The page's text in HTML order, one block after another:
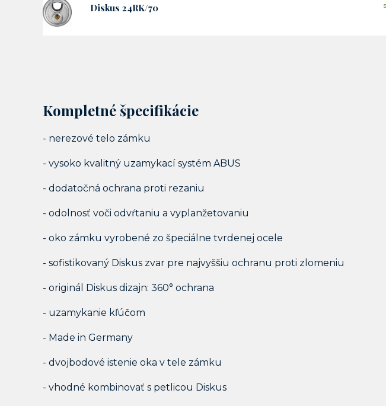
Diskus 24RK/70
Kompletné špecifikácie
- nerezové telo zámku
- vysoko kvalitný uzamykací systém ABUS
- dodatočná ochrana proti rezaniu
- odolnosť voči odvŕtaniu a vyplanžetovaniu
- oko zámku vyrobené zo špeciálne tvrdenej ocele
- sofistikovaný Diskus zvar pre najvyššiu ochranu proti zlomeniu
- originál Diskus dizajn: 360° ochrana
- uzamykanie kľúčom
- Made in Germany
- dvojbodové istenie oka v tele zámku
- vhodné kombinovať s petlicou Diskus